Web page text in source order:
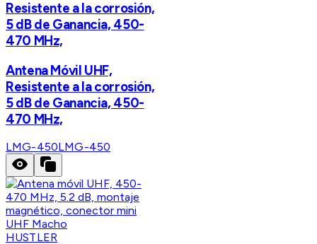
Resistente a la corrosión,
5 dB de Ganancia, 450-
470 MHz,
Antena Móvil UHF,
Resistente a la corrosión,
5 dB de Ganancia, 450-
470 MHz,
LMG-450LMG-450
HUSTLER